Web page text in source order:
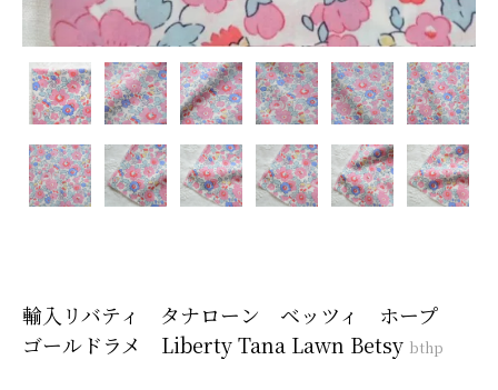
輸入リバティ タナローン ベッツィ ホープ
ゴールドラメ Liberty Tana Lawn Betsy bthp